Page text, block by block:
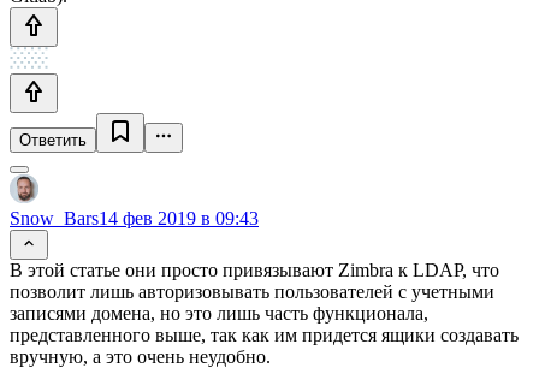
Ответить
Snow_Bars14 фев 2019 в 09:43
В этой статье они просто привязывают Zimbra к LDAP, что
позволит лишь авторизовывать пользователей с учетными
записями домена, но это лишь часть функционала,
представленного выше, так как им придется ящики создавать
вручную, а это очень неудобно.